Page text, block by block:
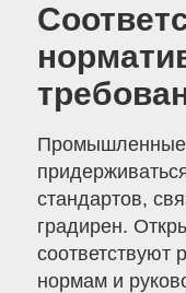
стандартов,
градирен.
соответствуют
нормам и